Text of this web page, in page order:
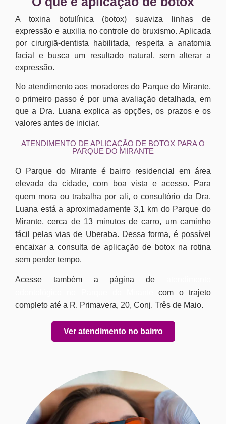
A toxina botulínica (botox) suaviza linhas de
expressão e auxilia no controle do bruxismo. Aplicada
por cirurgiã-dentista habilitada, respeita a anatomia
facial e busca um resultado natural, sem alterar a
expressão.
No atendimento aos moradores do Parque do Mirante,
o primeiro passo é por uma avaliação detalhada, em
que a Dra. Luana explica as opções, os prazos e os
valores antes de iniciar.
ATENDIMENTO DE APLICAÇÃO DE BOTOX PARA O
PARQUE DO MIRANTE
O Parque do Mirante é bairro residencial em área
elevada da cidade, com boa vista e acesso. Para
quem mora ou trabalha por ali, o consultório da Dra.
Luana está a aproximadamente 3,1 km do Parque do
Mirante, cerca de 13 minutos de carro, um caminho
fácil pelas vias de Uberaba. Dessa forma, é possível
encaixar a consulta de aplicação de botox na rotina
sem perder tempo.
Acesse também a página de
com o trajeto
completo até a R. Primavera, 20, Conj. Três de Maio.
Ver atendimento no bairro